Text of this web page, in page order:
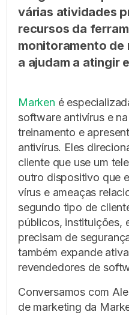
várias atividades
recursos da
monitoramento de
a ajudam a atingir
Marken é
software antivírus e
treinamento e
antivírus. Eles
cliente que use um
outro dispositivo que
vírus e ameaças
segundo tipo de
públicos, instituições,
precisam de
também expande
revendedores de
Conversamos com
de marketing da